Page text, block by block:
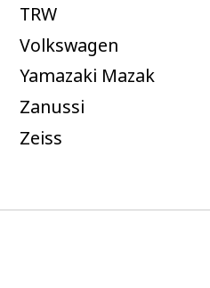
TRW
Volkswagen
Yamazaki Mazak
Zanussi
Zeiss